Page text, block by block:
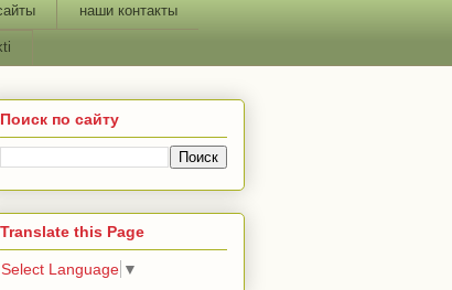
наши контакты
Поиск по сайту
Translate this Page
Select Language ▼